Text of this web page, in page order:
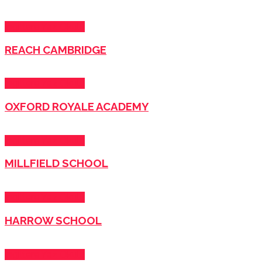
REACH CAMBRIDGE
OXFORD ROYALE ACADEMY
MILLFIELD SCHOOL
HARROW SCHOOL